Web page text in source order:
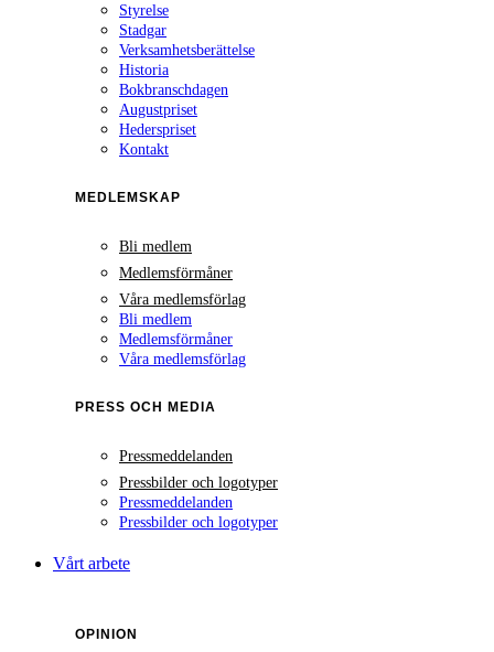
Styrelse
Stadgar
Verksamhetsberättelse
Historia
Bokbranschdagen
Augustpriset
Hederspriset
Kontakt
MEDLEMSKAP
Bli medlem
Medlemsförmåner
Våra medlemsförlag
Bli medlem
Medlemsförmåner
Våra medlemsförlag
PRESS OCH MEDIA
Pressmeddelanden
Pressbilder och logotyper
Pressmeddelanden
Pressbilder och logotyper
Vårt arbete
OPINION